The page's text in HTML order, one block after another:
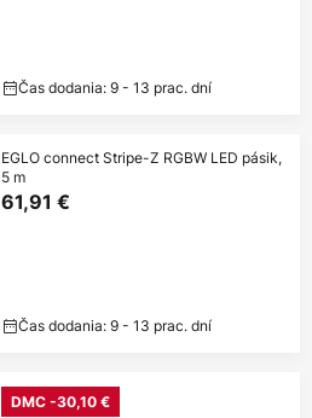
Čas dodania: 9 - 13 prac. dní
EGLO connect Stripe-Z RGBW LED pásik,
5 m
61,91 €
Čas dodania: 9 - 13 prac. dní
DMC -30,10 €